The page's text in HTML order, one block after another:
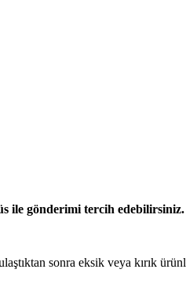
ile gönderimi tercih edebilirsiniz.
sonra eksik veya kırık